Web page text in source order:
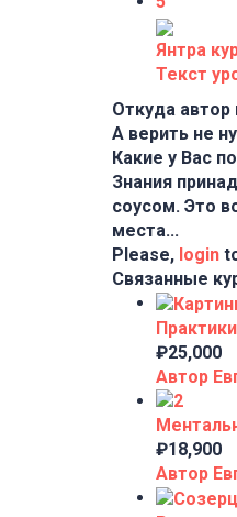
Янтра
Текст
Откуда автор
А верить не
Какие у Вас
Знания
соусом. Это
места...
Please, login
Связанные
₽25,000
Автор
₽18,900
Автор